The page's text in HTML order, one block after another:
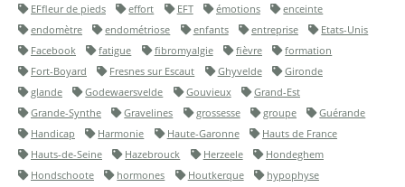
EFfleur de pieds
effort EFT émotions
enceinte
endomètre
endométriose enfants entreprise
Etats-Unis
Facebook
fatigue fibromyalgie fièvre
formation
Fort-Boyard
Fresnes sur Escaut Ghyvelde
Gironde
glande
Godewaersvelde Gouvieux
Grand-Est
Grande-Synthe
Gravelines grossesse groupe
Guérande
Handicap
Harmonie Haute-Garonne
Hauts de France
Hauts-de-Seine
Hazebrouck Herzeele
Hondeghem
Hondschoote
hormones Houtkerque
hypophyse